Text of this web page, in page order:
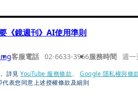
《鏡週刊》AI使用準則
客服電話 02-6633-3966服務時間 週一
， 詳見 YouTube 服務條款、
Google 隱私權與條
代表您同意上述授權條款及細則